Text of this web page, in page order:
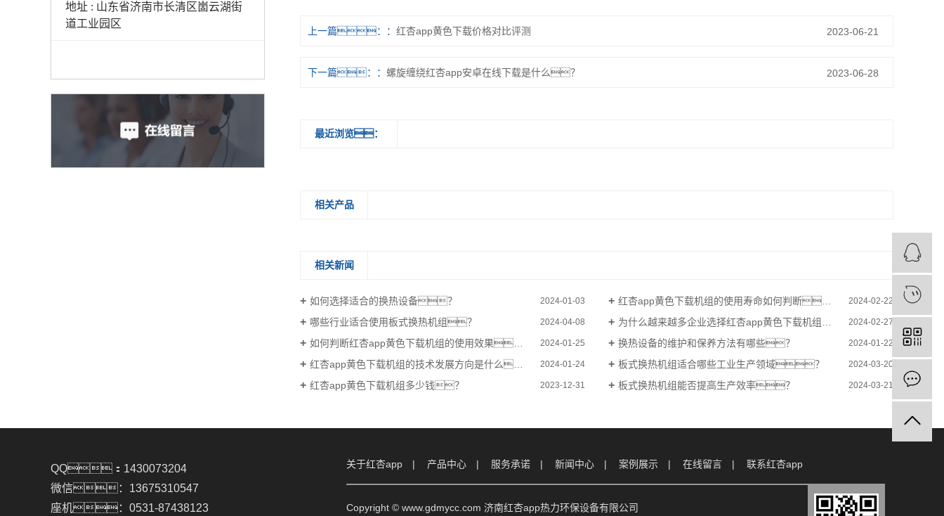
地址 : 山东省济南市长清区崮云湖街
道工业园区
上一篇： 红杏app黄色下载价格对比评测 2023-06-21
下一篇： 螺旋缠绕红杏app安卓在线下载是什么？ 2023-06-28
最近浏览：
相关产品
相关新闻
如何选择适合的换热设备？ 2024-01-03 红杏app黄色下载机组的使用寿命如何判断？ 2024-02-22
哪些行业适合使用板式换热机组？ 2024-04-08 为什么越来越多企业选择红杏app黄色下载机组呢？ 2024-02-27
如何判断红杏app黄色下载机组的使用效果？ 2024-01-25 换热设备的维护和保养方法有哪些？ 2024-01-22
红杏app黄色下载机组的技术发展方向是什么？ 2024-01-24 板式换热机组适合哪些工业生产领域？ 2024-03-20
红杏app黄色下载机组多少钱？ 2023-12-31 板式换热机组能否提高生产效率？ 2024-03-21
QQ：1430073204
微信：13675310547
座机：0531-87438123
关于红杏app 产品中心 服务承诺 新闻中心 案例展示 在线留言 联系红杏app
Copyright © www.gdmycc.com 济南红杏app热力环保设备有限公司